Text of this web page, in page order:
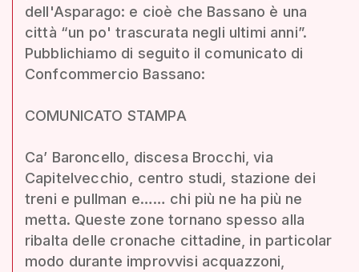
dell'Asparago: e cioè che Bassano è una
città “un po' trascurata negli ultimi anni”.
Pubblichiamo di seguito il comunicato di
Confcommercio Bassano:
COMUNICATO STAMPA
Ca’ Baroncello, discesa Brocchi, via
Capitelvecchio, centro studi, stazione dei
treni e pullman e…… chi più ne ha più ne
metta. Queste zone tornano spesso alla
ribalta delle cronache cittadine, in particolar
modo durante improvvisi acquazzoni,